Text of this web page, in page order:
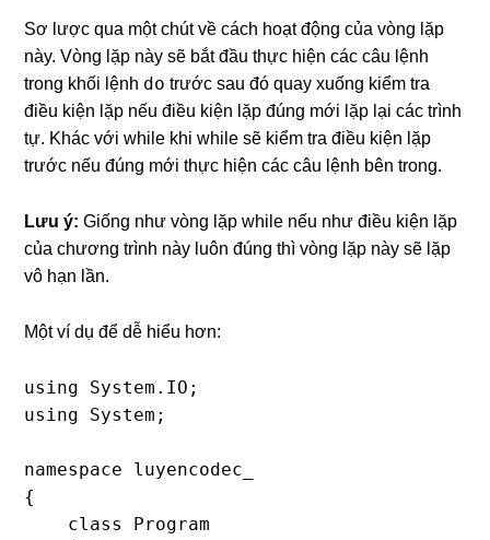
Sơ lược qua một chút về cách hoạt động của vòng lặp
này. Vòng lặp này sẽ bắt đầu thực hiện các câu lệnh
trong khối lệnh do trước sau đó quay xuống kiểm tra
điều kiện lặp nếu điều kiện lặp đúng mới lặp lại các trình
tự. Khác với while khi while sẽ kiểm tra điều kiện lặp
trước nếu đúng mới thực hiện các câu lệnh bên trong.
Lưu ý:Giống như vòng lặp while nếu như điều kiện lặp
của chương trình này luôn đúng thì vòng lặp này sẽ lặp
vô hạn lần.
Một ví dụ để dễ hiểu hơn:
using System.IO;
using System;
namespace luyencodec_
{
    class Program